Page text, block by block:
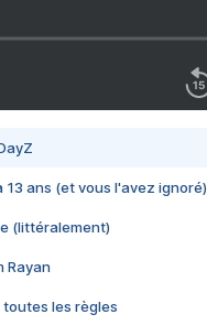
13 ans (et vous l'avez ignoré)
(littéralement)
Rayan
toutes les règles